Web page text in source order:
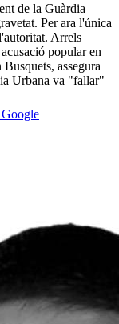
de la Guàrdia
Per ara l'única
Arrels
popular en
assegura
Urbana va "fallar"